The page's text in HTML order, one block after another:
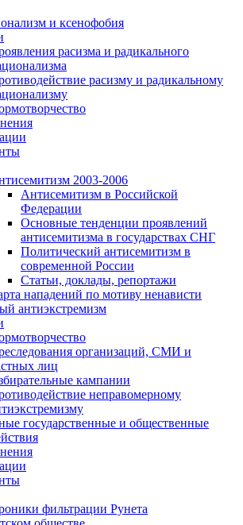
и ксенофобия
расизма и радикального
расизму и радикальному
2003-2006
Антисемитизм в Российской
Федерации
Основные тенденции проявлений
антисемитизма в государствах СНГ
Политический антисемитизм в
современной России
Статьи, доклады, репортажи
нападений по мотиву ненависти
антиэкстремизм
организаций, СМИ и
лиц
кампании
неправомерному
государственные и общественные
фильтрации Рунета